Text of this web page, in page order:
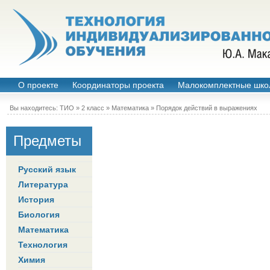
О проекте Координаторы проекта Малокомплектные
Вы находитесь: ТИО » 2 класс » Математика » Порядок действий в выражениях
Предметы
Русский язык
Литература
История
Биология
Математика
Технология
Химия